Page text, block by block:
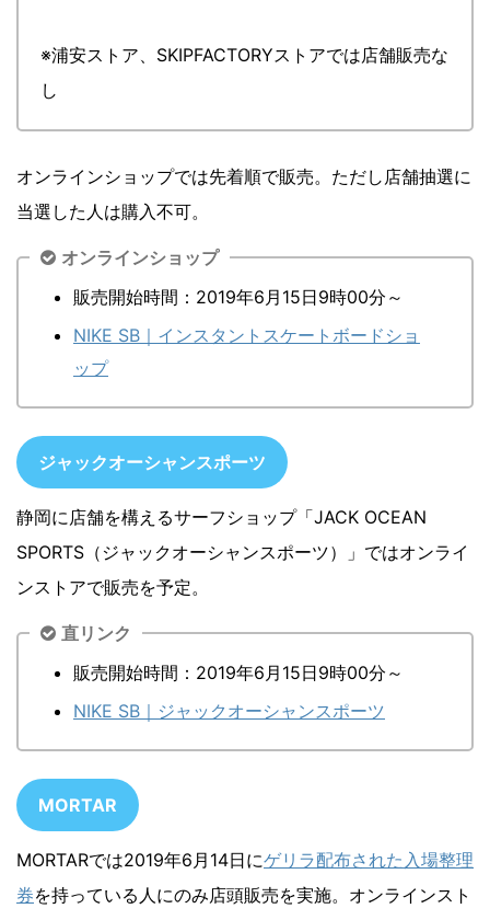
※浦安ストア、SKIPFACTORYストアでは店舗販売な
し
オンラインショップでは先着順で販売。ただし店舗抽選に
当選した人は購入不可。
オンラインショップ
販売開始時間：2019年6月15日9時00分～
NIKE SB｜インスタントスケートボードショ
ップ
ジャックオーシャンスポーツ
静岡に店舗を構えるサーフショップ「JACK OCEAN
SPORTS（ジャックオーシャンスポーツ）」ではオンライ
ンストアで販売を予定。
直リンク
販売開始時間：2019年6月15日9時00分～
NIKE SB｜ジャックオーシャンスポーツ
MORTAR
MORTARでは2019年6月14日にゲリラ配布された入場整理
券を持っている人にのみ店頭販売を実施。オンラインスト